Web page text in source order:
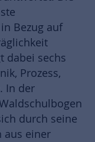
Bezug auf
dabei sechs
Prozess,
In der
durch seine
aus einer